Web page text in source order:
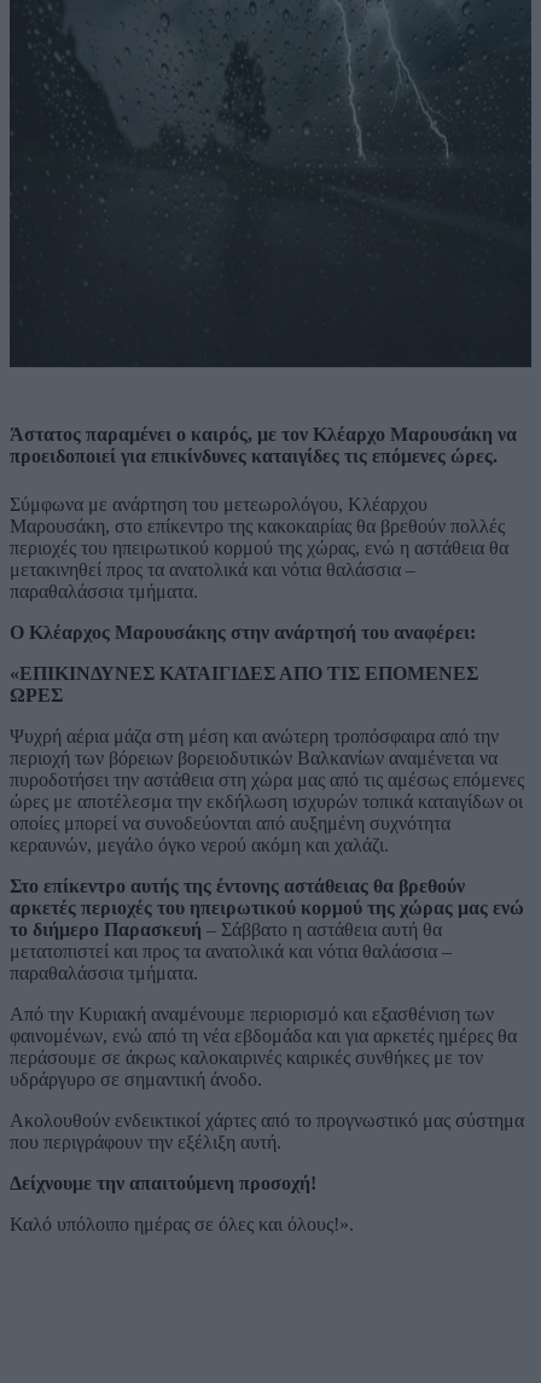
Άστατος παραμένει ο καιρός, με τον Κλέαρχο Μαρουσάκη να
προειδοποιεί για επικίνδυνες καταιγίδες τις επόμενες ώρες.
Σύμφωνα με ανάρτηση του μετεωρολόγου, Κλέαρχου
Μαρουσάκη, στο επίκεντρο της κακοκαιρίας θα βρεθούν πολλές
περιοχές του ηπειρωτικού κορμού της χώρας, ενώ η αστάθεια θα
μετακινηθεί προς τα ανατολικά και νότια θαλάσσια –
παραθαλάσσια τμήματα.
Ο Κλέαρχος Μαρουσάκης στην ανάρτησή του αναφέρει:
«ΕΠΙΚΙΝΔΥΝΕΣ ΚΑΤΑΙΓΙΔΕΣ ΑΠΟ ΤΙΣ ΕΠΟΜΕΝΕΣ
ΩΡΕΣ
Ψυχρή αέρια μάζα στη μέση και ανώτερη τροπόσφαιρα από την
περιοχή των βόρειων βορειοδυτικών Βαλκανίων αναμένεται να
πυροδοτήσει την αστάθεια στη χώρα μας από τις αμέσως επόμενες
ώρες με αποτέλεσμα την εκδήλωση ισχυρών τοπικά καταιγίδων οι
οποίες μπορεί να συνοδεύονται από αυξημένη συχνότητα
κεραυνών, μεγάλο όγκο νερού ακόμη και χαλάζι.
Στο επίκεντρο αυτής της έντονης αστάθειας θα βρεθούν
αρκετές περιοχές του ηπειρωτικού κορμού της χώρας μας ενώ
το διήμερο Παρασκευή – Σάββατο η αστάθεια αυτή θα
μετατοπιστεί και προς τα ανατολικά και νότια θαλάσσια –
παραθαλάσσια τμήματα.
Από την Κυριακή αναμένουμε περιορισμό και εξασθένιση των
φαινομένων, ενώ από τη νέα εβδομάδα και για αρκετές ημέρες θα
περάσουμε σε άκρως καλοκαιρινές καιρικές συνθήκες με τον
υδράργυρο σε σημαντική άνοδο.
Ακολουθούν ενδεικτικοί χάρτες από το προγνωστικό μας σύστημα
που περιγράφουν την εξέλιξη αυτή.
Δείχνουμε την απαιτούμενη προσοχή!
Καλό υπόλοιπο ημέρας σε όλες και όλους!».